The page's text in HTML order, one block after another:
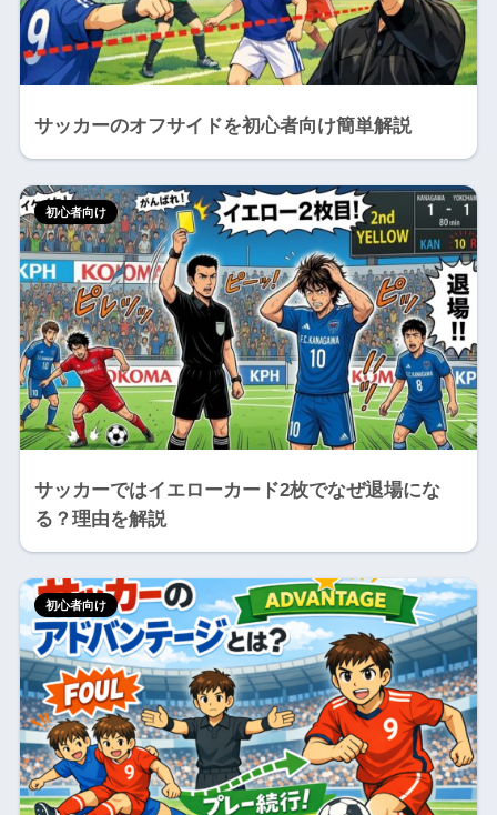
サッカーのオフサイドを初心者向け簡単解説
サッカーではイエローカード2枚でなぜ退場にな
る？理由を解説
初心者向け
初心者向け